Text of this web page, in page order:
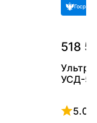
518
УСД-50
5.0